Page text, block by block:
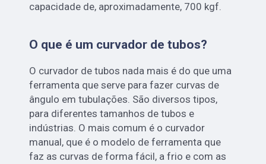
capacidade de, aproximadamente, 700 kgf.
O que é um curvador de tubos?
O curvador de tubos nada mais é do que uma
ferramenta que serve para fazer curvas de
ângulo em tubulações. São diversos tipos,
para diferentes tamanhos de tubos e
indústrias. O mais comum é o curvador
manual, que é o modelo de ferramenta que
faz as curvas de forma fácil, a frio e com as